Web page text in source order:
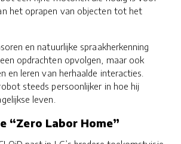
het oprapen van objecten tot het
en natuurlijke spraakherkenning
opdrachten opvolgen, maar ook
en leren van herhaalde interacties.
steeds persoonlijker in hoe hij
leven.
“Zero Labor Home”